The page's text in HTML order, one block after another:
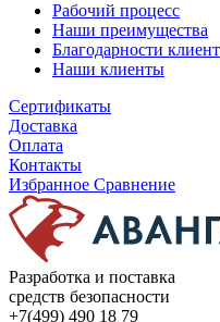
Рабочий процесс
Наши преимущества
Благодарности
Наши клиенты
Сертификаты
Доставка
Оплата
Контакты
Избранное Сравнение
Разработка и поставка
средств безопасности
+7(499) 490 18 79